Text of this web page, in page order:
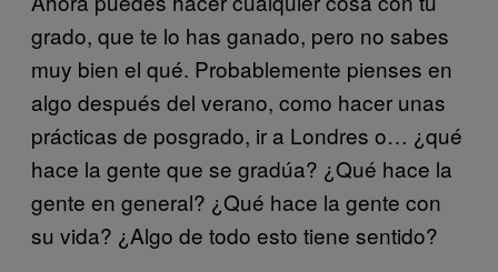
grado, que te lo has ganado, pero no sabes
muy bien el qué. Probablemente pienses en
algo después del verano, como hacer unas
prácticas de posgrado, ir a Londres o… ¿qué
hace la gente que se gradúa? ¿Qué hace la
gente en general? ¿Qué hace la gente con
su vida? ¿Algo de todo esto tiene sentido?